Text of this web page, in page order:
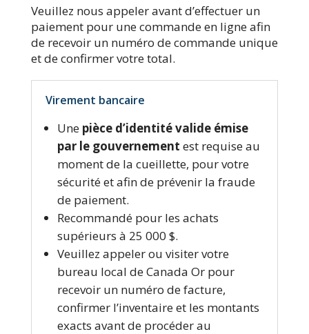
Veuillez nous appeler avant d’effectuer un
paiement pour une commande en ligne afin
de recevoir un numéro de commande unique
et de confirmer votre total.
Virement bancaire
Une pièce d’identité valide émise
par le gouvernement est requise au
moment de la cueillette, pour votre
sécurité et afin de prévenir la fraude
de paiement.
Recommandé pour les achats
supérieurs à 25 000 $.
Veuillez appeler ou visiter votre
bureau local de Canada Or pour
recevoir un numéro de facture,
confirmer l’inventaire et les montants
exacts avant de procéder au